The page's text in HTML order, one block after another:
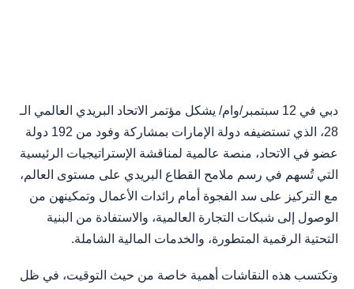
دبي في 12 سبتمبر/وام/ يشكل مؤتمر الاتحاد البريدي العالمي الـ
28، الذي تستضيفه دولة الإمارات بمشاركة وفود من 192 دولة
عضو في الاتحاد، منصة عالمية لمناقشة الإستراتيجيات الرئيسية
التي تُسهم في رسم ملامح القطاع البريدي على مستوى العالم،
مع التركيز على سد الفجوة أمام رائدات الأعمال وتمكينهن من
الوصول إلى شبكات التجارة العالمية، والاستفادة من البنية
التحتية الرقمية المتطورة، والخدمات المالية الشاملة.
وتكتسب هذه النقاشات أهمية خاصة من حيث التوقيت، في ظل